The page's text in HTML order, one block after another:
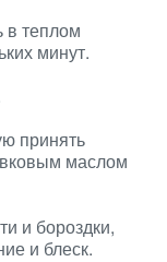
в теплом
минут.
принять
маслом
и бороздки,
и блеск.